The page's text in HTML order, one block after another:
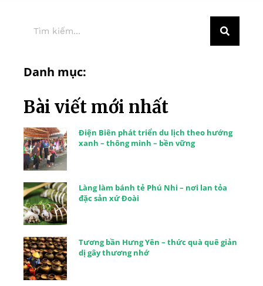
Danh mục:
Bài viết mới nhất
Điện Biên phát triển du lịch theo hướng
xanh – thông minh – bền vững
Làng làm bánh tẻ Phú Nhi – nơi lan tỏa
đặc sản xứ Đoài
Tương bần Hưng Yên – thức quà quê giản
dị gây thương nhớ